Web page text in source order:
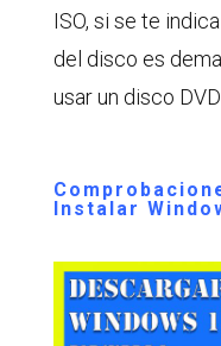
ISO, si se te
del disco es
usar un disco
Instalar